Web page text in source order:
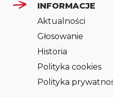
INFORMACJE
Aktualności
Głosowanie
Historia
Polityka cookies
Polityka